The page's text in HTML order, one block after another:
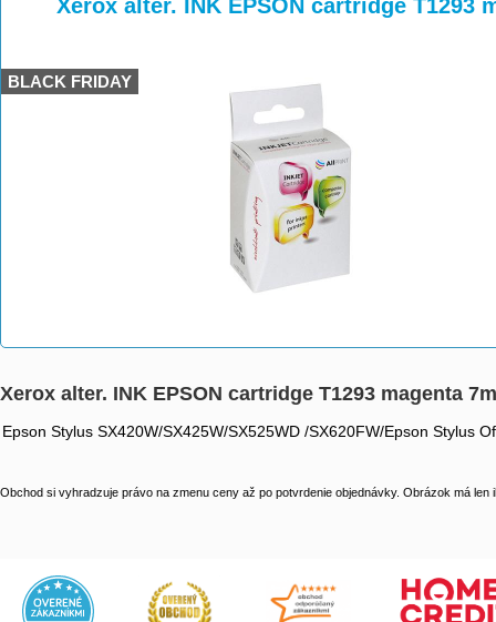
>>>
Xerox alter. INK EPSON cartridge T1293
BLACK FRIDAY
Xerox alter. INK EPSON cartridge T1293 magenta
Epson Stylus SX420W/SX425W/SX525WD /SX620FW/Epson Stylus
Obchod si vyhradzuje právo na zmenu ceny až po potvrdenie objednávky. Obrázok má len